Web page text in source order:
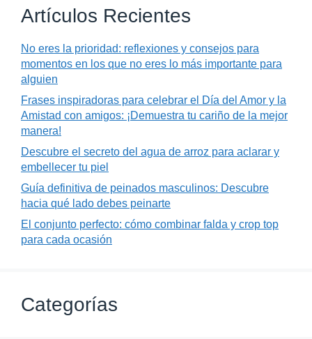
Artículos Recientes
No eres la prioridad: reflexiones y consejos para
momentos en los que no eres lo más importante para
alguien
Frases inspiradoras para celebrar el Día del Amor y la
Amistad con amigos: ¡Demuestra tu cariño de la mejor
manera!
Descubre el secreto del agua de arroz para aclarar y
embellecer tu piel
Guía definitiva de peinados masculinos: Descubre
hacia qué lado debes peinarte
El conjunto perfecto: cómo combinar falda y crop top
para cada ocasión
Categorías